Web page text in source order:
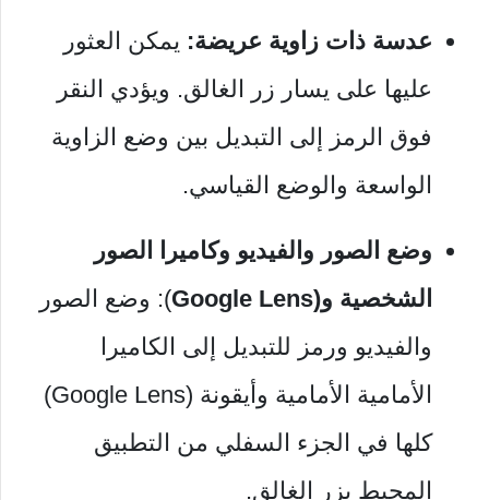
عدسة ذات زاوية عريضة: يمكن العثور
عليها على يسار زر الغالق. ويؤدي النقر
فوق الرمز إلى التبديل بين وضع الزاوية
الواسعة والوضع القياسي.
وضع الصور والفيديو وكاميرا الصور
الشخصية و(Google Lens
): وضع الصور
والفيديو ورمز للتبديل إلى الكاميرا
الأمامية الأمامية وأيقونة (Google Lens)
كلها في الجزء السفلي من التطبيق
المحيط بزر الغالق.